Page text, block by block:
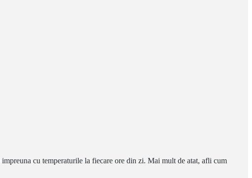
impreuna cu temperaturile la fiecare ore din zi. Mai mult de atat, afli cum